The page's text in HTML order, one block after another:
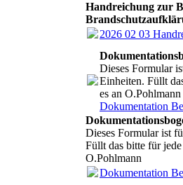
Handreichung zur
2026 02 03
Dieses Formular
Einheiten. Füllt
es an O.Pohlmann
Dokumentation
Dieses Formular ist
Füllt das bitte für
O.Pohlmann
Dokumentation